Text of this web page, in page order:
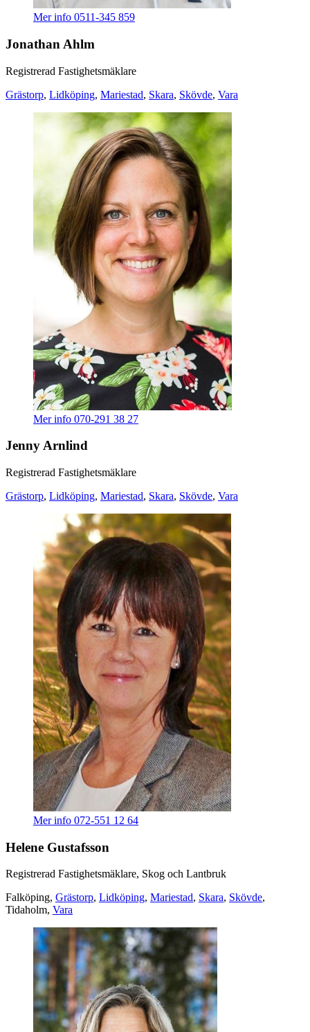
Mer info 0511-345 859
Jonathan Ahlm
Registrerad Fastighetsmäklare
Grästorp, Lidköping, Mariestad, Skara, Skövde, Vara
Mer info 070-291 38 27
Jenny Arnlind
Registrerad Fastighetsmäklare
Grästorp, Lidköping, Mariestad, Skara, Skövde, Vara
Mer info 072-551 12 64
Helene Gustafsson
Registrerad Fastighetsmäklare, Skog och Lantbruk
Falköping, Grästorp, Lidköping, Mariestad, Skara, Skövde,
Tidaholm, Vara